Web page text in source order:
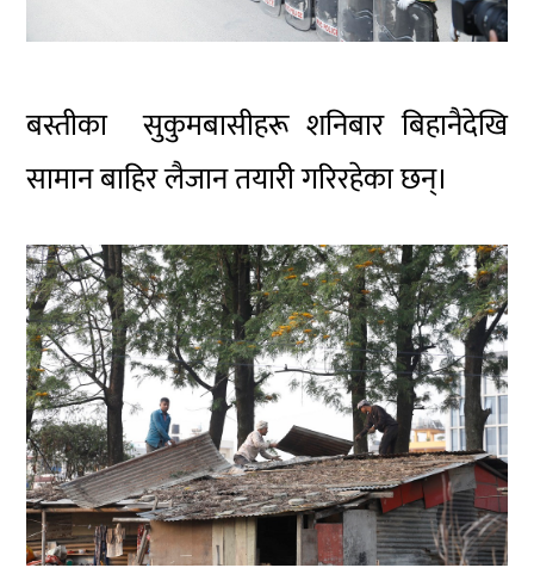
बस्तीका सुकुमबासीहरू शनिबार बिहानैदेखि
सामान बाहिर लैजान तयारी गरिरहेका छन्।